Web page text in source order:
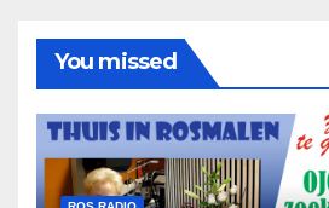
You missed